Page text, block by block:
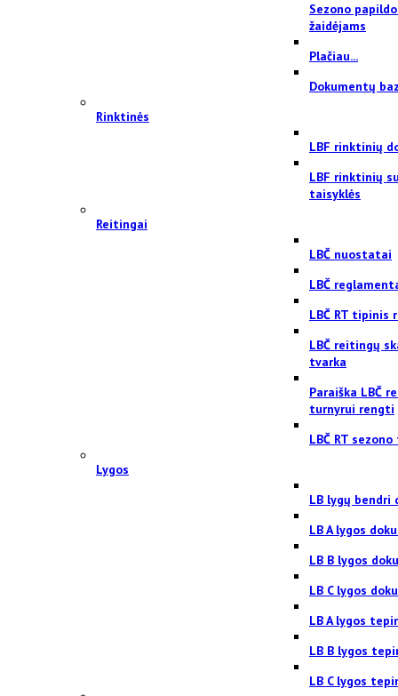
Sezono
žaidėjams
Plačiau...
Dokumentų
Rinktinės
LBF rinktinių
LBF rinktinių
taisyklės
Reitingai
LBČ nuostatai
LBČ
LBČ RT tipinis
LBČ reitingų
tvarka
Paraiška LBČ
turnyrui rengti
LBČ RT
Lygos
LB lygų bendri
LB A lygos
LB B lygos
LB C lygos
LB A lygos
LB B lygos
LB C lygos